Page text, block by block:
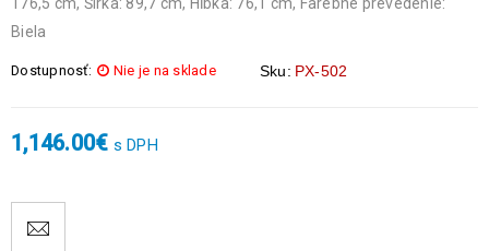
Biela
Dostupnosť: Nie je na sklade Sku: PX-502
1,146.00€ s DPH